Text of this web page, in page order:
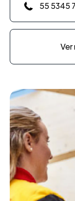
55 5345
Ver